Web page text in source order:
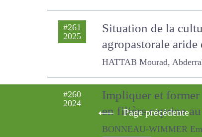
#261
2025
Situation de la
agropastorale aride
HATTAB Mourad,
#260
2024
Impliquer et
en filière caprine
BONNEAU-WIMMER Emilie,
Page précédente